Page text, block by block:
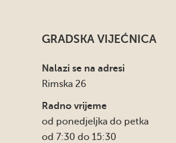
GRADSKA VIJEĆNICA
Nalazi se na adresi
Rimska 26
Radno vrijeme
od ponedjeljka do petka
od 7:30 do 15:30